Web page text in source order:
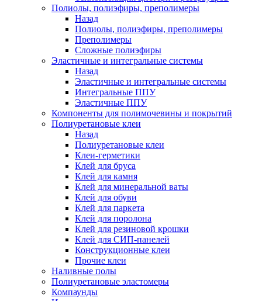
Полиолы, полиэфиры, преполимеры
Назад
Полиолы, полиэфиры, преполимеры
Преполимеры
Сложные полиэфиры
Эластичные и интегральные системы
Назад
Эластичные и интегральные системы
Интегральные ППУ
Эластичные ППУ
Компоненты для полимочевины и покрытий
Полиуретановые клеи
Назад
Полиуретановые клеи
Клеи-герметики
Клей для бруса
Клей для камня
Клей для минеральной ваты
Клей для обуви
Клей для паркета
Клей для поролона
Клей для резиновой крошки
Клей для СИП-панелей
Конструкционные клеи
Прочие клеи
Наливные полы
Полиуретановые эластомеры
Компаунды